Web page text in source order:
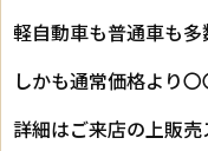
軽自動車も普通車も多
しかも通常価格より
詳細はご来店の上販売